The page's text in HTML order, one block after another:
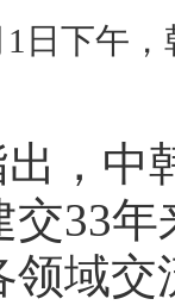
1日下午
，中
交33
领域